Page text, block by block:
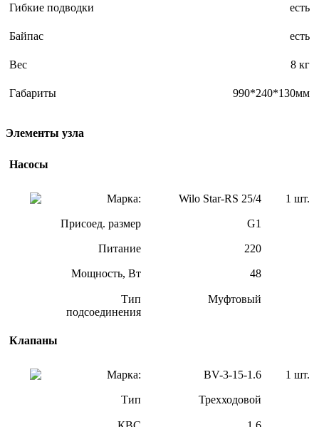
Гибкие подводки есть
Байпас есть
Вес 8 кг
Габариты 990*240*130мм
Элементы узла
Насосы
Марка: Wilo Star-RS 25/4 1 шт.
Присоед. размер G1
Питание 220
Мощность, Вт 48
Тип
подсоединения
Муфтовый
Клапаны
Марка: BV-3-15-1.6 1 шт.
Тип Трехходовой